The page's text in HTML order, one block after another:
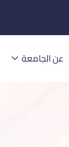
عن الجامعة